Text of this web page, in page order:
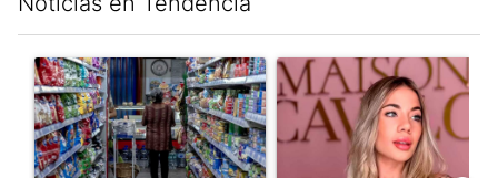
Un artículo de tendencia con el título "La inflación en CABA
Un artículo de tendencia con